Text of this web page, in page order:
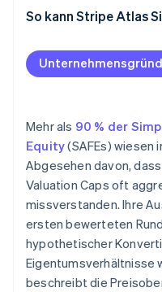
So kann Stripe Atlas
Beantragung bei Atlas
Fundraising mit SAFEs
Erhalt der EIN
Bargeldloser Erwerb
Automatische
Steuerformulars
Hochwertige
50.000 USD in
Mehr als 90 % der
Equity(SAFEs) wiesen
Abgesehen davon,
Valuation Caps oft
missverstanden. Ihre
ersten bewerteten
hypothetischer
Eigentumsverhältnisse
beschreibt die